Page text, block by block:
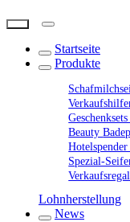
Startseite
Produkte
Beauty
Spezial-
Lohnherstellung
News